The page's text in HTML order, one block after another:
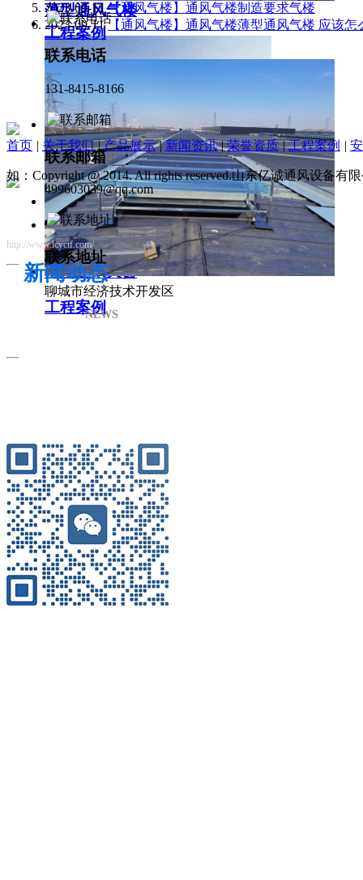
薄型通风气楼
薄型通风天窗
工程案例
工程案例
2023-09-11 【通风气楼】通风气楼制造要求气楼
2023-09-11 【通风气楼】通风气楼薄型通风气楼 应该怎
新闻动态
NEWS
联系电话
131-8415-8166
联系邮箱
499603039@qq.com
联系地址
聊城市经济技术开发区
http://www.lcyctf.com/
首页 | 关于我们 | 产品展示 | 新闻资讯 | 荣誉资质 | 工程案例 |
如：Copyright @ 2014. All rights reserved.山东亿诚通风设备有